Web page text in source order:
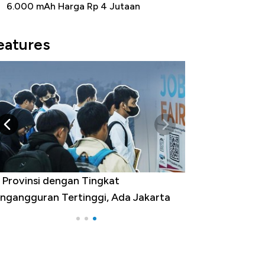
6.000 mAh Harga Rp 4 Jutaan
Provinsi dengan Tingkat
Tertinggi, Ada Jakarta